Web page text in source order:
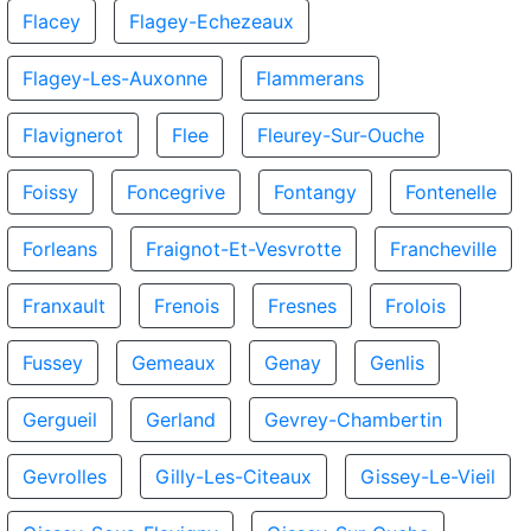
Flacey Flagey-Echezeaux
Flagey-Les-Auxonne Flammerans
Flavignerot Flee Fleurey-Sur-Ouche
Foissy Foncegrive Fontangy Fontenelle
Forleans Fraignot-Et-Vesvrotte Francheville
Franxault Frenois Fresnes Frolois
Fussey Gemeaux Genay Genlis
Gergueil Gerland Gevrey-Chambertin
Gevrolles Gilly-Les-Citeaux Gissey-Le-Vieil